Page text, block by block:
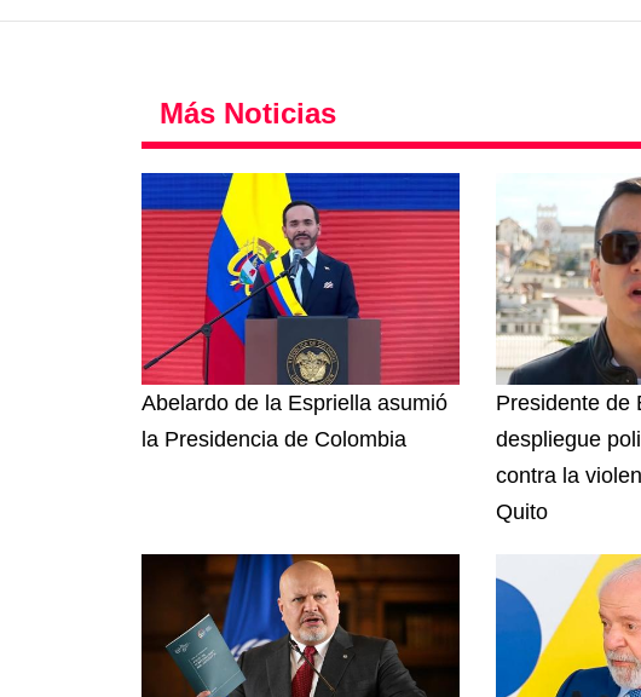
Más Noticias
Abelardo de la Espriella asumió
la Presidencia de Colombia
Presidente de
despliegue
contra la
Quito